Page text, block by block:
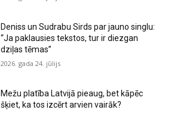
Deniss un Sudrabu Sirds par jauno singlu:
“Ja paklausies tekstos, tur ir diezgan
dziļas tēmas”
2026. gada 24. jūlijs
Mežu platība Latvijā pieaug, bet kāpēc
šķiet, ka tos izcērt arvien vairāk?